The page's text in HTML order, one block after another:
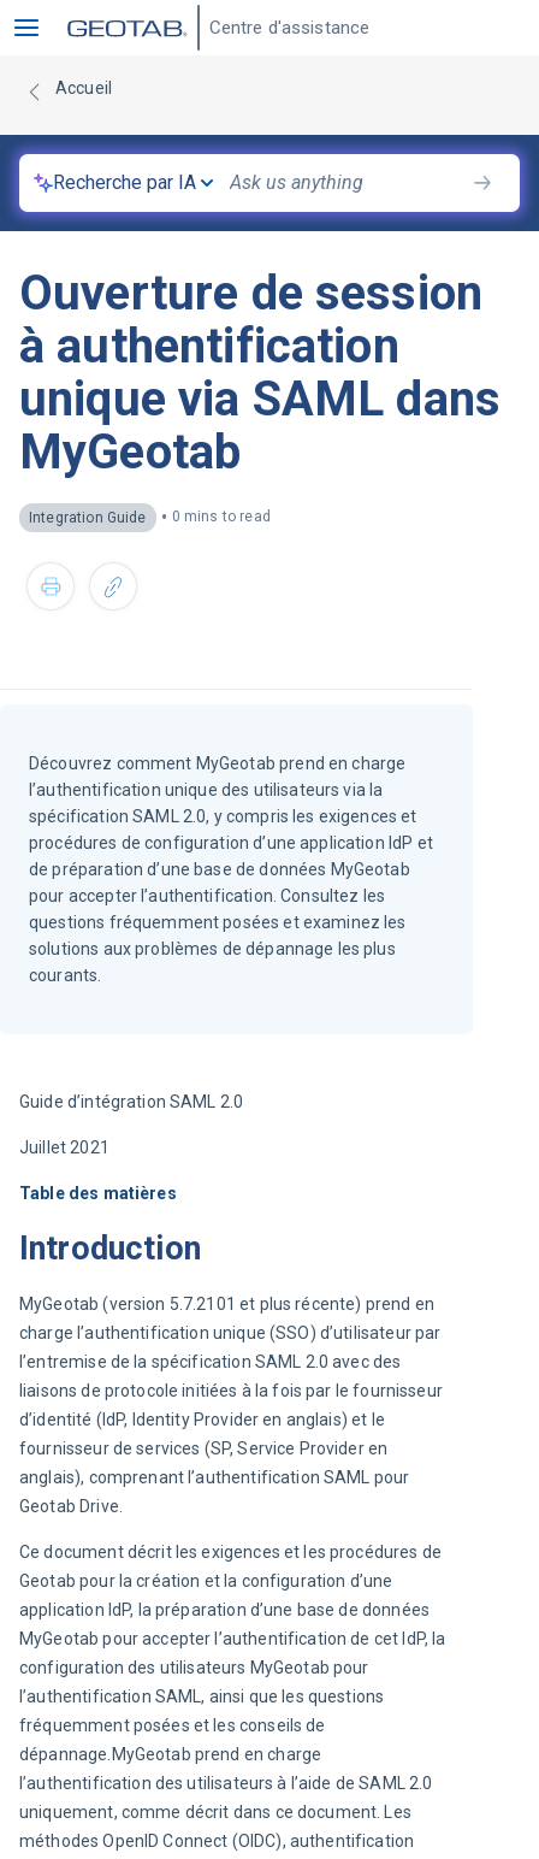
Centre d'assistance
Accueil
Recherche par IA
Ouverture de session
à authentification
unique via SAML dans
MyGeotab
Integration Guide • 0 mins to read
Découvrez comment MyGeotab prend en charge
l’authentification unique des utilisateurs via la
spécification SAML 2.0, y compris les exigences et
procédures de configuration d’une application IdP et
de préparation d’une base de données MyGeotab
pour accepter l’authentification. Consultez les
questions fréquemment posées et examinez les
solutions aux problèmes de dépannage les plus
courants.
Guide d’intégration SAML 2.0
Juillet 2021
Table des matières
Introduction
MyGeotab (version 5.7.2101 et plus récente) prend en
charge l’authentification unique (SSO) d’utilisateur par
l’entremise de la spécification SAML 2.0 avec des
liaisons de protocole initiées à la fois par le fournisseur
d’identité (IdP, Identity Provider en anglais) et le
fournisseur de services (SP, Service Provider en
anglais), comprenant l’authentification SAML pour
Geotab Drive.
Ce document décrit les exigences et les procédures de
Geotab pour la création et la configuration d’une
application IdP, la préparation d’une base de données
MyGeotab pour accepter l’authentification de cet IdP, la
configuration des utilisateurs MyGeotab pour
l’authentification SAML, ainsi que les questions
fréquemment posées et les conseils de
dépannage.MyGeotab prend en charge
l’authentification des utilisateurs à l’aide de SAML 2.0
uniquement, comme décrit dans ce document. Les
méthodes OpenID Connect (OIDC), authentification